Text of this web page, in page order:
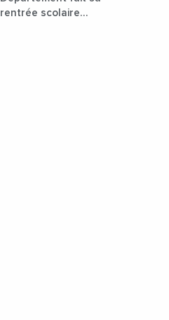
rentrée scolaire